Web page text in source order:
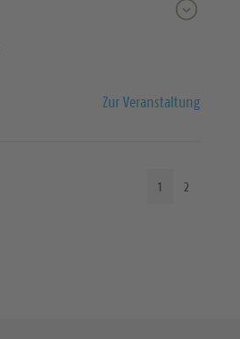
Zur Veranstaltung
1 2